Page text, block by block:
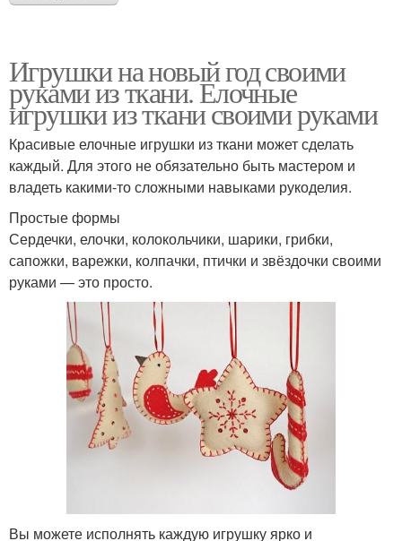
Игрушки на новый год своими
руками из ткани. Елочные
игрушки из ткани своими руками
Красивые елочные игрушки из ткани может сделать
каждый. Для этого не обязательно быть мастером и
владеть какими-то сложными навыками рукоделия.
Простые формы
Сердечки, елочки, колокольчики, шарики, грибки,
сапожки, варежки, колпачки, птички и звёздочки своими
руками — это просто.
Вы можете исполнять каждую игрушку ярко и